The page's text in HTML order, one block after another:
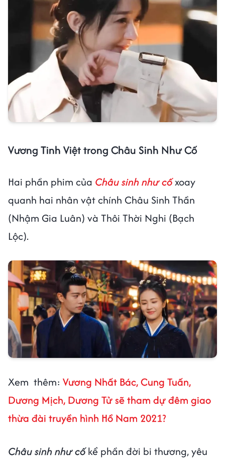
Vương Tinh Việt trong Châu Sinh Như Cố
Hai phần phim của Châu sinh như cốxoay
quanh hai nhân vật chính Châu Sinh Thần
(Nhậm Gia Luân) và Thôi Thời Nghi (Bạch
Lộc).
Xem thêm: Vương Nhất Bác, Cung Tuấn,
Dương Mịch, Dương Tử sẽ tham dự đêm giao
thừa đài truyền hình Hồ Nam 2021?
Châu sinh như cốkể phần đời bi thương, yêu